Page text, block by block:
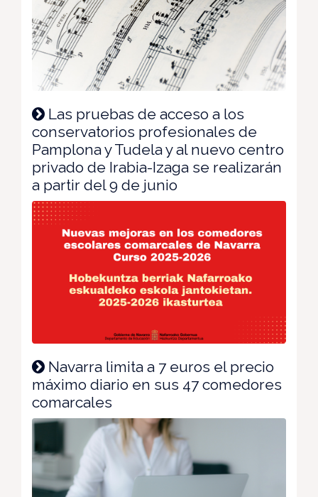
Las pruebas de acceso a los
conservatorios profesionales de
Pamplona y Tudela y al nuevo centro
privado de Irabia-Izaga se realizarán
a partir del 9 de junio
Navarra limita a 7 euros el precio
máximo diario en sus 47 comedores
comarcales